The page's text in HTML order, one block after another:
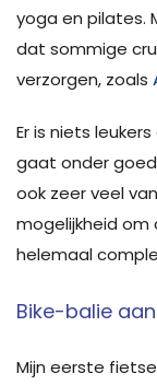
yoga en pilates.
dat sommige
verzorgen, zoals
Er is niets
gaat onder
ook zeer veel
mogelijkheid
helemaal
Bike-balie
Mijn eerste